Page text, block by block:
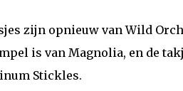
zijn opnieuw van Wild
is van Magnolia, en de
Stickles.